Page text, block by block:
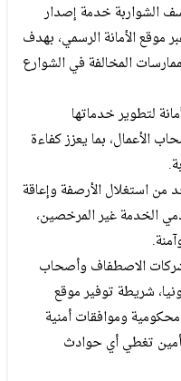
الشواربة خدمة إصدار
موقع الأمانة الرسمي، بهدف
المخالفة في الشوارع
لتطوير خدماتها
الأعمال، بما يعزز كفاءة
من استغلال الأرصفة وإعاقة
الخدمة غير المرخصين،
شركات الاصطفاف وأصحاب
شريطة توفير موقع
وموافقات أمنية
تأمين تغطي أي حوادث